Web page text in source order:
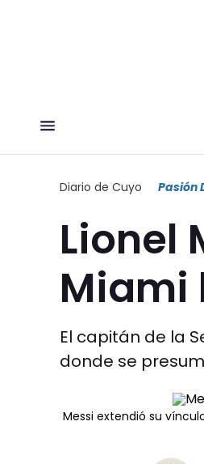
Diario de Cuyo Pasión
Lionel
Miami
El capitán de la
donde se
Messi extendió su